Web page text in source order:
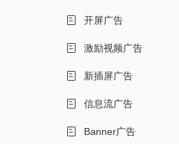
开屏广告
激励视频广告
新插屏广告
信息流广告
Banner广告